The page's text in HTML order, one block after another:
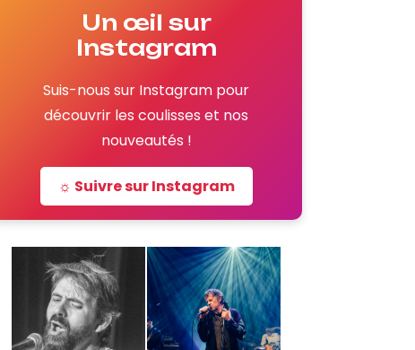
Un œil sur
Instagram
Suis-nous sur Instagram pour
découvrir les coulisses et nos
nouveautés !
☼ Suivre sur Instagram